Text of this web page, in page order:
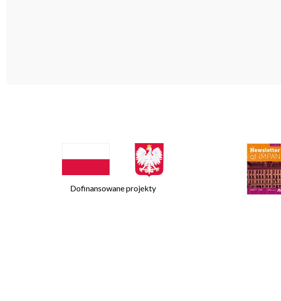
Dofinansowane projekty